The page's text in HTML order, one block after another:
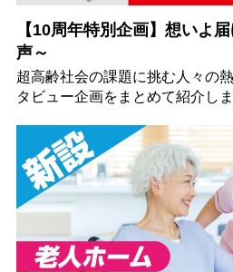
【10周年特別企画】想いよ
声～
超高齢社会の課題に挑む人々の
タビュー企画をまとめて紹介しま